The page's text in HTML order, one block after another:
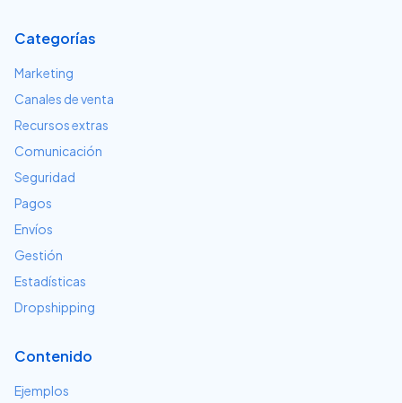
Categorías
Marketing
Canales de venta
Recursos extras
Comunicación
Seguridad
Pagos
Envíos
Gestión
Estadísticas
Dropshipping
Contenido
Ejemplos